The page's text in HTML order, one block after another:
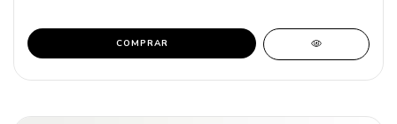
COMPRAR